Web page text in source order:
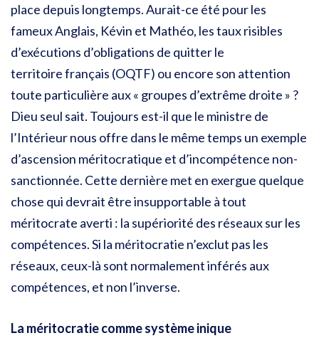
place depuis longtemps. Aurait-ce été pour les
fameux Anglais, Kévin et Mathéo, les taux risibles
d’exécutions d’obligations de quitter le
territoire français (OQTF) ou encore son attention
toute particulière aux « groupes d’extrême droite » ?
Dieu seul sait. Toujours est-il que le ministre de
l’Intérieur nous offre dans le même temps un exemple
d’ascension méritocratique et d’incompétence non-
sanctionnée. Cette dernière met en exergue quelque
chose qui devrait être insupportable à tout
méritocrate averti : la supériorité des réseaux sur les
compétences. Si la méritocratie n’exclut pas les
réseaux, ceux-là sont normalement inférés aux
compétences, et non l’inverse.
La méritocratie comme système inique